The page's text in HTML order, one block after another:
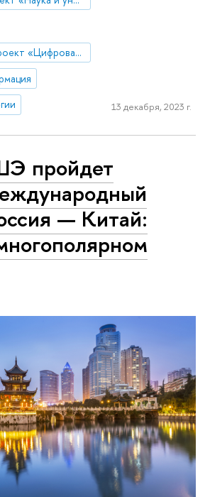
Стратегический проект «Цифровая трансформация: технологии, эффекты, эффективность»
13 декабря, 2023 г.
пройдет
— Китай: